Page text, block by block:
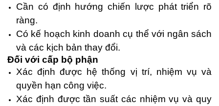
Cần có định hướng chiến lược phát triển rõ
ràng.
Có kế hoạch kinh doanh cụ thể với ngân sách
và các kịch bản thay đổi.
Đối với cấp bộ phận
Xác định được hệ thống vị trí, nhiệm vụ và
quyền hạn công việc.
Xác định được tần suất các nhiệm vụ và quy